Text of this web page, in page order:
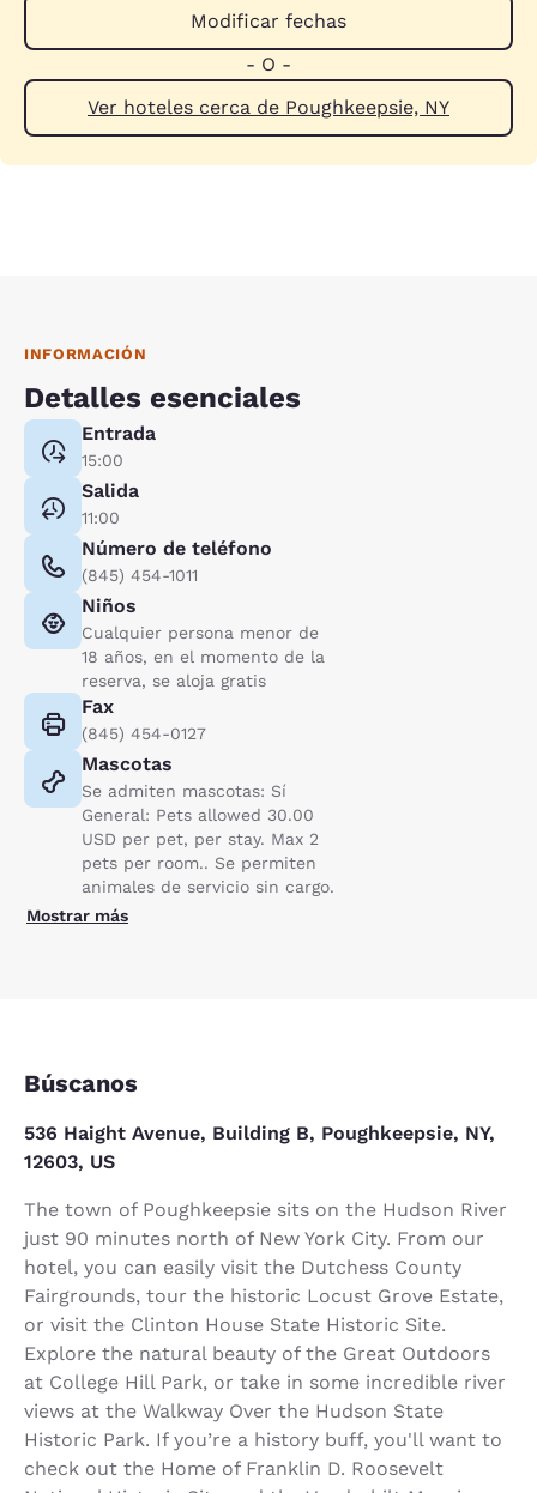
Modificar fechas
- O -
Ver hoteles cerca de Poughkeepsie, NY
INFORMACIÓN
Detalles esenciales
Entrada
15:00
Salida
11:00
Número de teléfono
(845) 454-1011
Niños
Cualquier persona menor de
18 años, en el momento de la
reserva, se aloja gratis
Fax
(845) 454-0127
Mascotas
Se admiten mascotas: Sí
General: Pets allowed 30.00
USD per pet, per stay. Max 2
pets per room.. Se permiten
animales de servicio sin cargo.
Mostrar más
Búscanos
536 Haight Avenue, Building B, Poughkeepsie, NY,
12603, US
The town of Poughkeepsie sits on the Hudson River
just 90 minutes north of New York City. From our
hotel, you can easily visit the Dutchess County
Fairgrounds, tour the historic Locust Grove Estate,
or visit the Clinton House State Historic Site.
Explore the natural beauty of the Great Outdoors
at College Hill Park, or take in some incredible river
views at the Walkway Over the Hudson State
Historic Park. If you’re a history buff, you'll want to
check out the Home of Franklin D. Roosevelt